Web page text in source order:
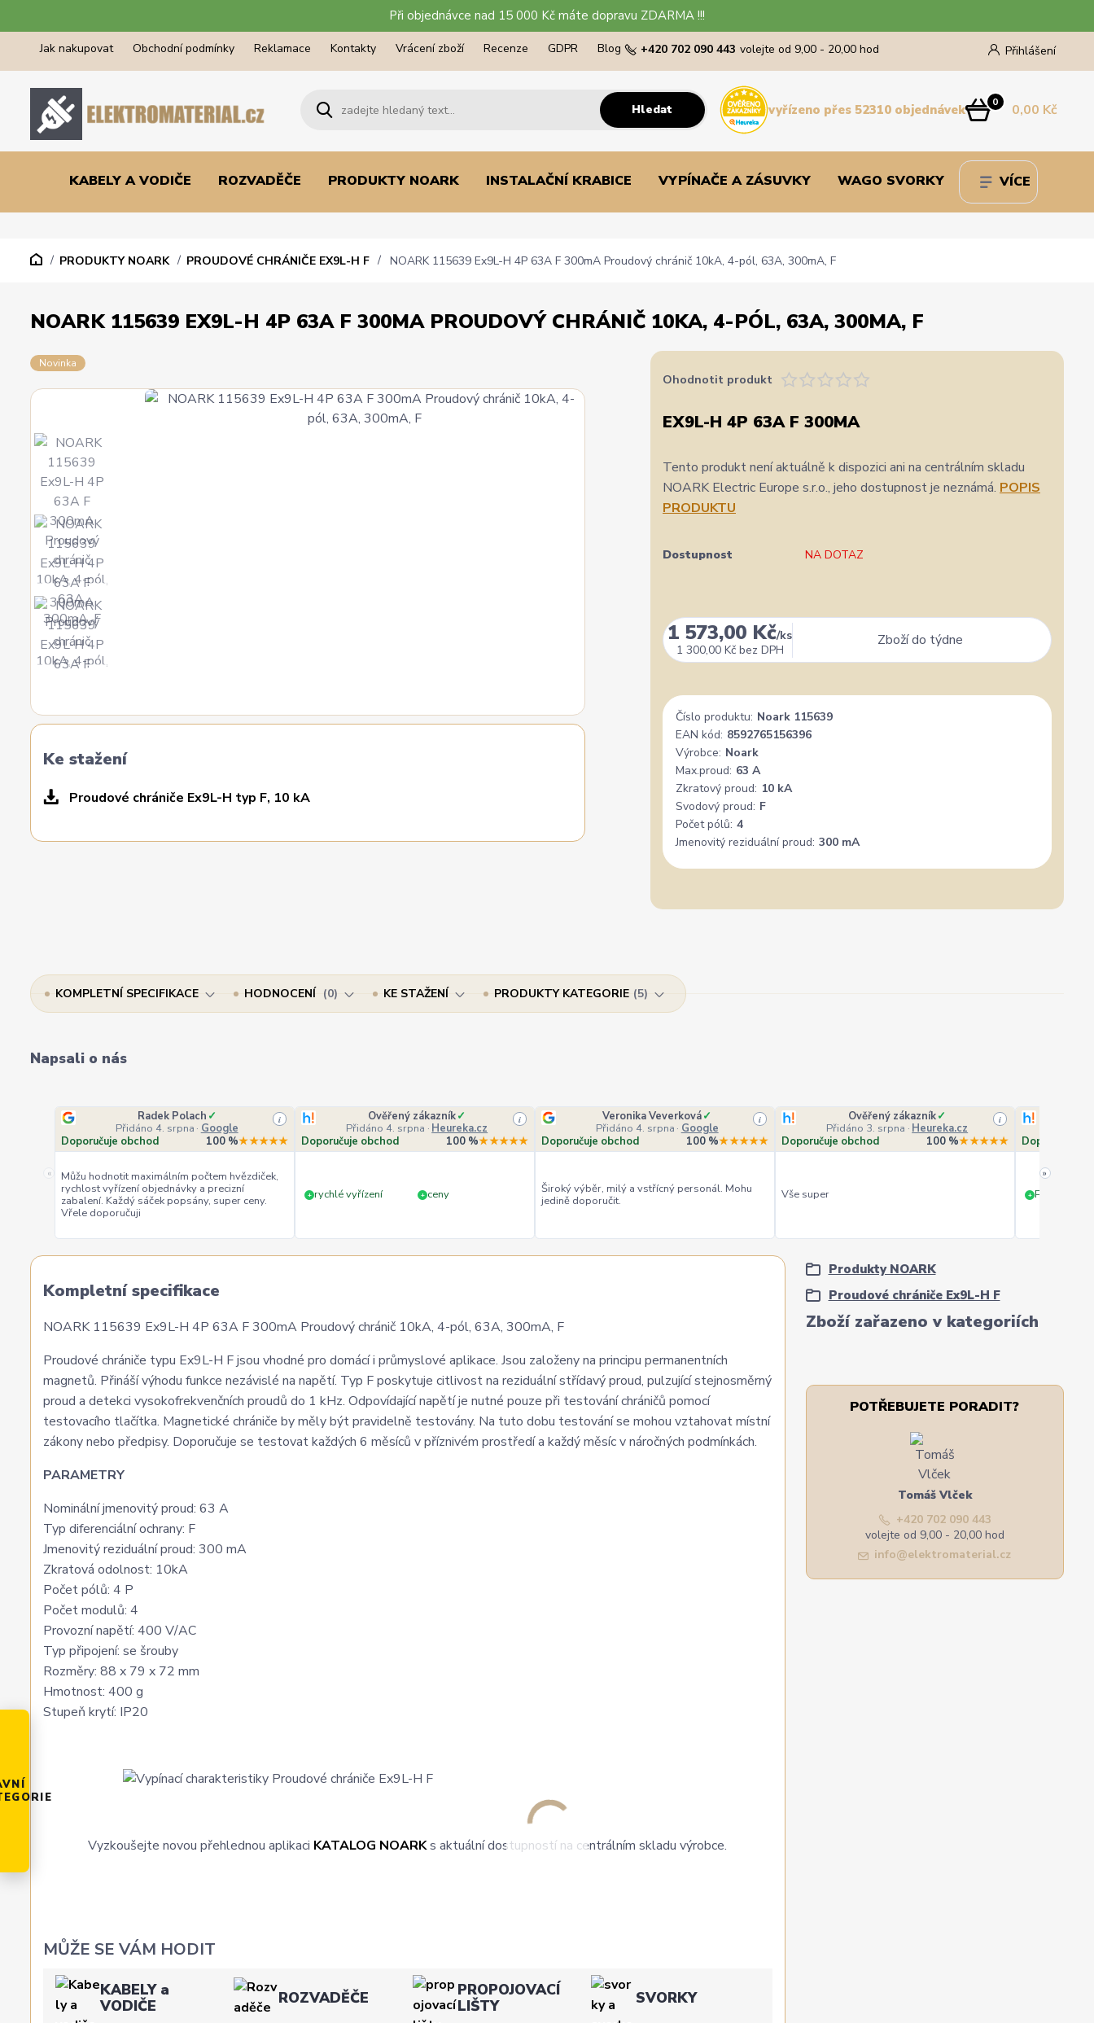
Při objednávce nad 15 000 Kč máte dopravu ZDARMA !!!
Jak nakupovat Obchodní podmínky Reklamace Kontakty Vrácení zboží Recenze GDPR Blog Přihlášení
Hledat
+420 702 090 443 volejte od 9,00 - 20,00 hod
0 0,00 Kč
vyřízeno přes 52310 objednávek
KABELY A VODIČE ROZVADĚČE PRODUKTY NOARK INSTALAČNÍ KRABICE VYPÍNAČE A ZÁSUVKY WAGO SVORKY VÍCE
PRODUKTY NOARK PROUDOVÉ CHRÁNIČE EX9L-H F NOARK 115639 Ex9L-H 4P 63A F 300mA Proudový chránič 10kA, 4-pól, 63A, 300mA, F
NOARK 115639 EX9L-H 4P 63A F 300MA PROUDOVÝ CHRÁNIČ 10KA, 4-PÓL, 63A, 300MA, F
Novinka
Ke stažení
Proudové chrániče Ex9L-H typ F, 10 kA
Ohodnotit produkt
EX9L-H 4P 63A F 300MA
Tento produkt není aktuálně k dispozici ani na centrálním skladu
NOARK Electric Europe s.r.o., jeho dostupnost je neznámá. POPIS
PRODUKTU
Dostupnost NA DOTAZ
1 573,00 Kč/ks
1 300,00 Kč bez DPH
Zboží do týdne
Číslo produktu: Noark 115639
EAN kód: 8592765156396
Výrobce: Noark
Max.proud: 63 A
Zkratový proud: 10 kA
Svodový proud: F
Počet pólů: 4
Jmenovitý reziduální proud: 300 mA
KOMPLETNÍ SPECIFIKACE HODNOCENÍ 0 KE STAŽENÍ PRODUKTY KATEGORIE 5
Napsali o nás
«
Radek Polach ✓
Přidáno 4. srpna · Google
i
Doporučuje obchod 100 %★★★★★
Můžu hodnotit maximálním počtem hvězdiček,
rychlost vyřízení objednávky a precizní
zabalení. Každý sáček popsány, super ceny.
Vřele doporučuji
Ověřený zákazník✓
Přidáno 4. srpna · Heureka.cz
i
Doporučuje obchod 100 %★★★★★
+ rychlé vyřízení + ceny
Veronika Veverková✓
Přidáno 4. srpna · Google
i
Doporučuje obchod 100 %★★★★★
Široký výběr, milý a vstřícný personál. Mohu
jedině doporučit.
Ověřený zákazník✓
Přidáno 3. srpna · Heureka.cz
i
Doporučuje obchod 100 %★★★★★
Vše super
Doporučuje
+ PERFEKTNÍ
»
Kompletní specifikace
NOARK 115639 Ex9L-H 4P 63A F 300mA Proudový chránič 10kA, 4-pól, 63A, 300mA, F
Proudové chrániče typu Ex9L-H F jsou vhodné pro domácí i průmyslové aplikace. Jsou založeny na principu permanentních
magnetů. Přináší výhodu funkce nezávislé na napětí. Typ F poskytuje citlivost na reziduální střídavý proud, pulzující stejnosměrný
proud a detekci vysokofrekvenčních proudů do 1 kHz. Odpovídající napětí je nutné pouze při testování chráničů pomocí
testovacího tlačítka. Magnetické chrániče by měly být pravidelně testovány. Na tuto dobu testování se mohou vztahovat místní
zákony nebo předpisy. Doporučuje se testovat každých 6 měsíců v příznivém prostředí a každý měsíc v náročných podmínkách.
PARAMETRY
Nominální jmenovitý proud: 63 A
Typ diferenciální ochrany: F
Jmenovitý reziduální proud: 300 mA
Zkratová odolnost: 10kA
Počet pólů: 4 P
Počet modulů: 4
Provozní napětí: 400 V/AC
Typ připojení: se šrouby
Rozměry: 88 x 79 x 72 mm
Hmotnost: 400 g
Stupeň krytí: IP20
Vyzkoušejte novou přehlednou aplikaci KATALOG NOARKs aktuální dostupností na centrálním skladu výrobce.
MŮŽE SE VÁM HODIT
KABELY a
VODIČE
ROZVADĚČE
PROPOJOVACÍ
LIŠTY
SVORKY
Zboží zařazeno v kategoriích
Produkty NOARK
Proudové chrániče Ex9L-H F
POTŘEBUJETE PORADIT?
Tomáš Vlček
+420 702 090 443
volejte od 9,00 - 20,00 hod
info@elektromaterial.cz